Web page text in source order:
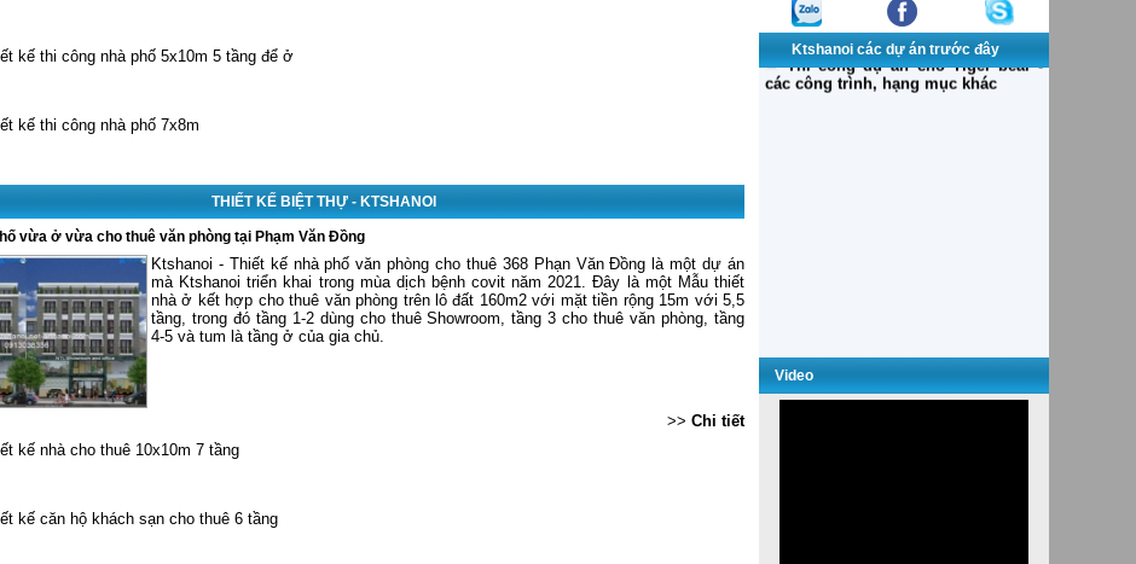
kế thi công nhà phố 5x10m 5 tầng để ở
kế thi công nhà phố 7x8m
THIẾT KẾ BIỆT THỰ - KTSHANOI
vừa ở vừa cho thuê văn phòng tại Phạm Văn Đồng
Ktshanoi - Thiết kế nhà phố văn phòng cho thuê 368 Phạn Văn Đồng là một dự án
mà Ktshanoi triển khai trong mùa dịch bệnh covit năm 2021. Đây là một Mẫu thiết
nhà ở kết hợp cho thuê văn phòng trên lô đất 160m2 với mặt tiền rộng 15m với 5,5
tầng, trong đó tầng 1-2 dùng cho thuê Showroom, tầng 3 cho thuê văn phòng, tầng
4-5 và tum là tầng ở của gia chủ.
>> Chi tiết
kế nhà cho thuê 10x10m 7 tầng
kế căn hộ khách sạn cho thuê 6 tầng
Ktshanoi các dự án trước đây
Khách sạn Dân Chủ, Trụ sở làm
việc
Video